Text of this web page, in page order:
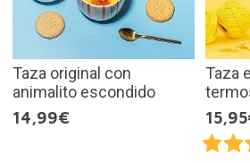
Taza original con
animalito escondido
14,99€
Taza